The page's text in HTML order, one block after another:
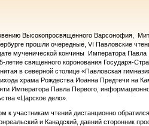
Высокопросвященного Варсонофия,
прошли очередные, VI Павловские
мученической кончины Императора
летие священного коронования Государя-
в северной столице «Павловская
храма Рождества Иоанна Предтечи на
Императора Павла Первого,
«Царское дело».
к участникам чтений дистанционно
и Канадский, давний сторонник